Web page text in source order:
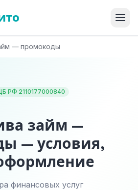
— промокоды
РФ 2110177000840
займ —
— условия,
финансовых услуг